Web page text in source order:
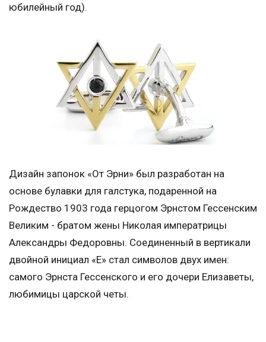
юбилейный год).
Дизайн запонок «От Эрни» был разработан на
основе булавки для галстука, подаренной на
Рождество 1903 года герцогом Эрнстом Гессенским
Великим - братом жены Николая императрицы
Александры Федоровны. Соединенный в вертикали
двойной инициал «Е» стал символов двух имен:
самого Эрнста Гессенского и его дочери Елизаветы,
любимицы царской четы.